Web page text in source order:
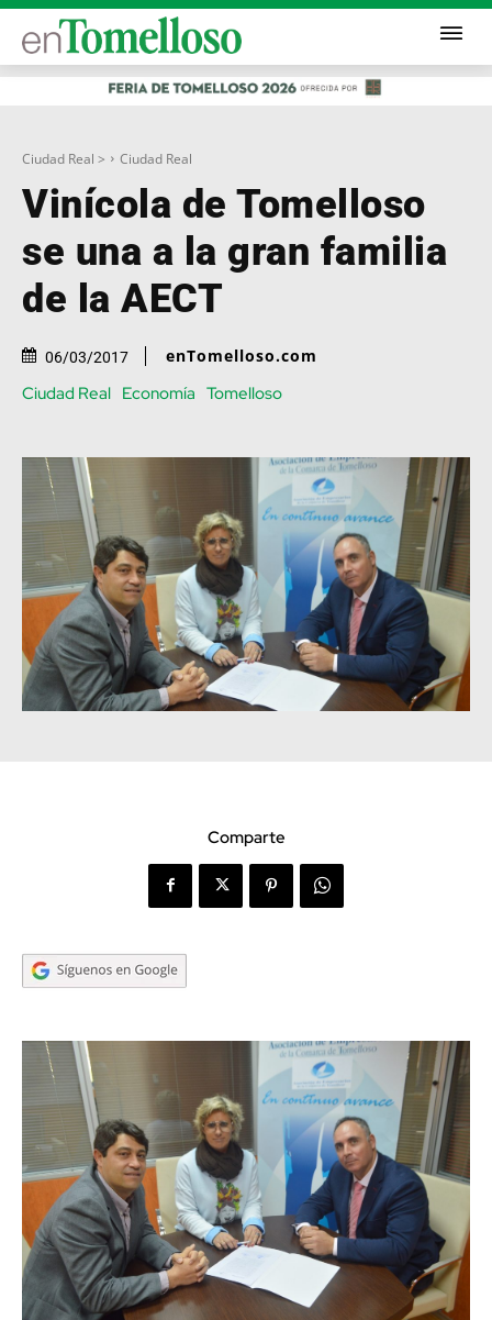
Ciudad Real > Ciudad Real
Vinícola de Tomelloso
se una a la gran familia
de la AECT
06/03/2017 enTomelloso.com
Ciudad Real Economía Tomelloso
Comparte